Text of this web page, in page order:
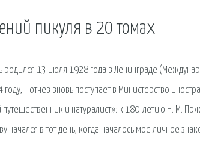
пикуля в 20 томах
родился 13 июля 1928 года в Ленинграде
Тютчев вновь поступает в Министерство
путешественник и натуралист»: к 180-летию Н. М.
начался в тот день, когда началось мое личное